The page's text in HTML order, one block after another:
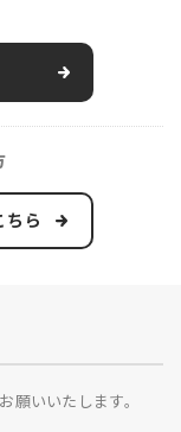
ら
願いいたします。